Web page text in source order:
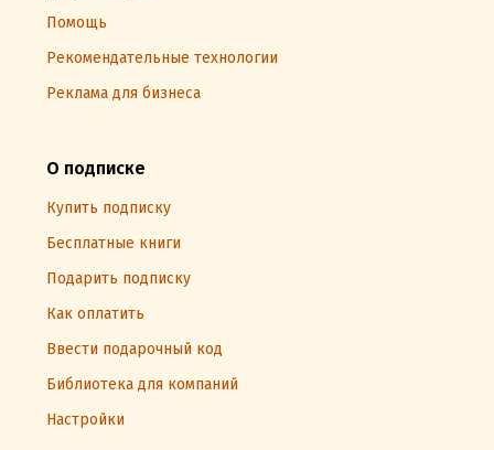
Помощь
Рекомендательные технологии
Реклама для бизнеса
О подписке
Купить подписку
Бесплатные книги
Подарить подписку
Как оплатить
Ввести подарочный код
Библиотека для компаний
Настройки